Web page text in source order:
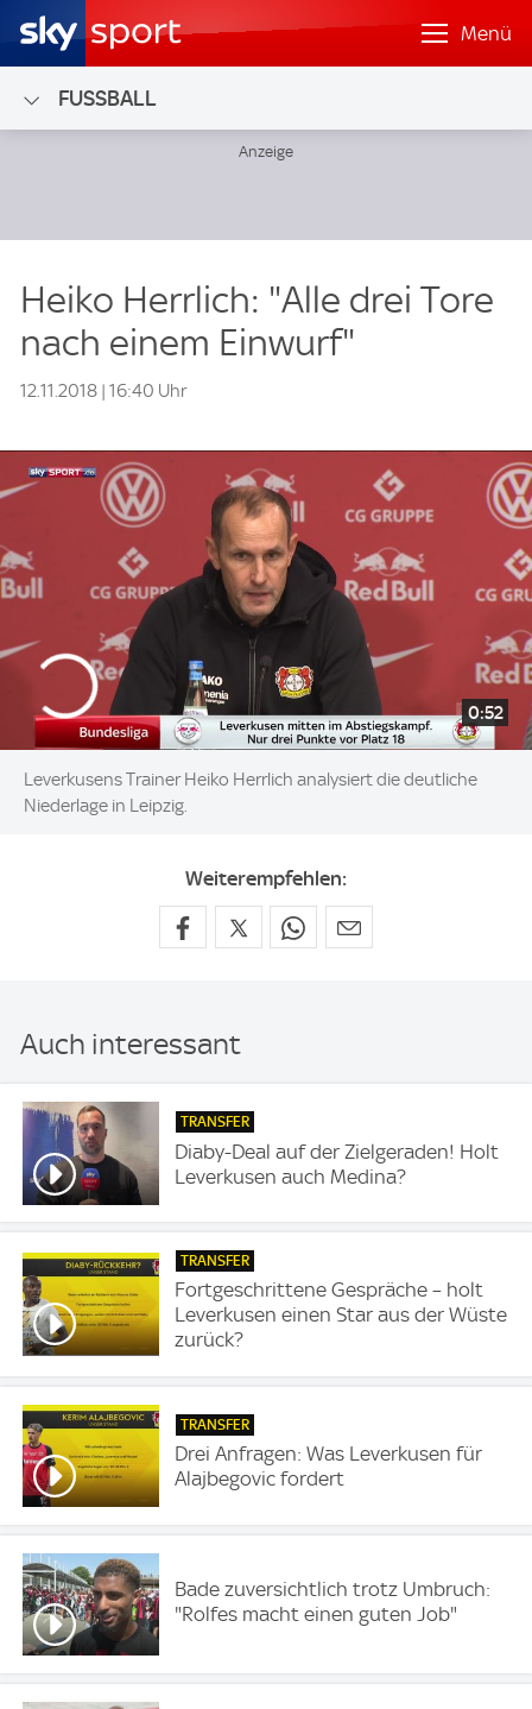
Menü
FUSSBALL
Heiko Herrlich: "Alle drei Tore
nach einem Einwurf"
12.11.2018 | 16:40 Uhr
0:52
Leverkusens Trainer Heiko Herrlich analysiert die deutliche
Niederlage in Leipzig.
Weiterempfehlen:
Auch interessant
TRANSFER
Diaby-Deal auf der Zielgeraden! Holt
Leverkusen auch Medina?
TRANSFER
Fortgeschrittene Gespräche – holt
Leverkusen einen Star aus der Wüste
zurück?
TRANSFER
Drei Anfragen: Was Leverkusen für
Alajbegovic fordert
Bade zuversichtlich trotz Umbruch:
"Rolfes macht einen guten Job"